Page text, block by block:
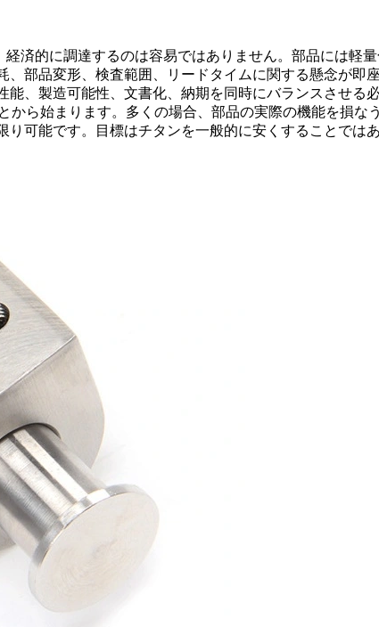
済的に調達するのは容易ではありません。部品には軽
部品変形、検査範囲、リードタイムに関する懸念が即
、製造可能性、文書化、納期を同時にバランスさせる必
から始まります。多くの場合、部品の実際の機能を損な
可能です。目標はチタンを一般的に安くすることでは